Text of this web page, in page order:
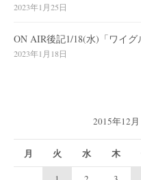
2023年1月25日
ON AIR後記1/18(水)「ワイ
2023年1月18日
2015年12月
月 火 水 木